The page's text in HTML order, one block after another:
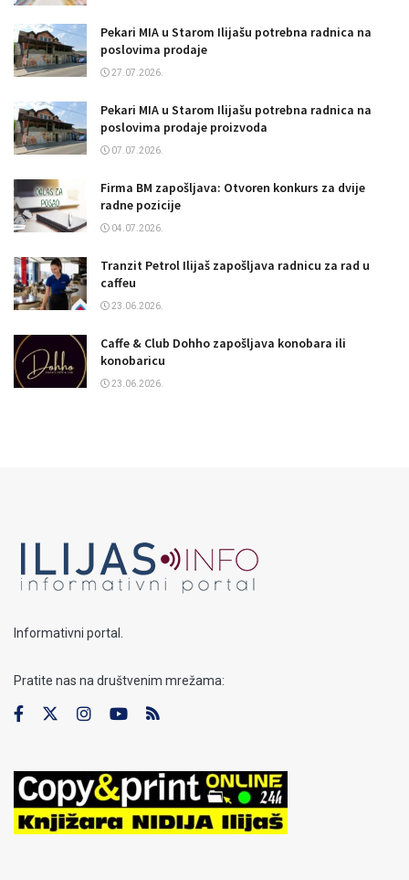
Pekari MIA u Starom Ilijašu potrebna radnica na
poslovima prodaje
27.07.2026.
Pekari MIA u Starom Ilijašu potrebna radnica na
poslovima prodaje proizvoda
07.07.2026.
Firma BM zapošljava: Otvoren konkurs za dvije
radne pozicije
04.07.2026.
Tranzit Petrol Ilijaš zapošljava radnicu za rad u
caffeu
23.06.2026.
Caffe & Club Dohho zapošljava konobara ili
konobaricu
23.06.2026.
Informativni portal.
Pratite nas na društvenim mrežama: